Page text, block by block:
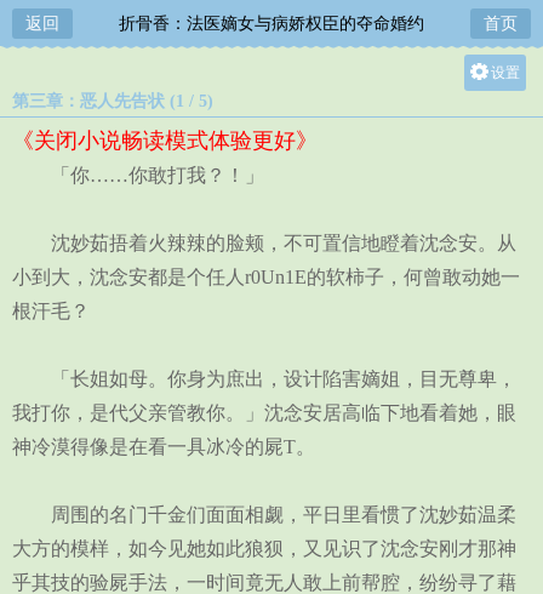
返回 折骨香：法医嫡女与病娇权臣的夺命婚约 首页
设置
第三章：恶人先告状 (1 / 5)
《关闭小说畅读模式体验更好》
「你……你敢打我？！」
沈妙茹捂着火辣辣的脸颊，不可置信地瞪着沈念安。从
小到大，沈念安都是个任人r0Un1E的软柿子，何曾敢动她一
根汗毛？
「长姐如母。你身为庶出，设计陷害嫡姐，目无尊卑，
我打你，是代父亲管教你。」沈念安居高临下地看着她，眼
神冷漠得像是在看一具冰冷的屍T。
周围的名门千金们面面相觑，平日里看惯了沈妙茹温柔
大方的模样，如今见她如此狼狈，又见识了沈念安刚才那神
乎其技的验屍手法，一时间竟无人敢上前帮腔，纷纷寻了藉